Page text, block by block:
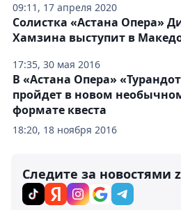
09:11, 17 апреля 2020
17:35, 30 мая 2016
Солистка «Астана Опера»
Хамзина выступит в
18:20, 18 ноября 2016
В «Астана Опера»
пройдет в новом
формате квеста
Следите за новостями